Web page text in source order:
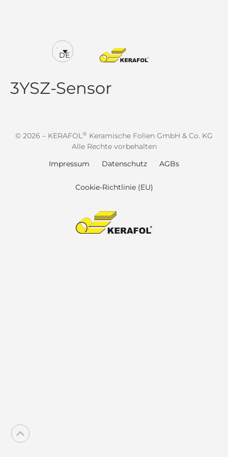
DE
3YSZ-Sensor
© 2026 – KERAFOL® Keramische Folien GmbH & Co. KG
Alle Rechte vorbehalten
Impressum
Datenschutz AGBs
Cookie-Richtlinie (EU)